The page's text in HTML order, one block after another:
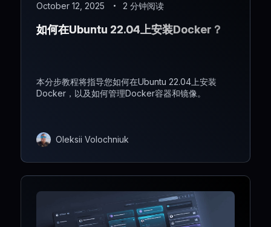
October 12, 2025 2 分钟阅读
如何在Ubuntu 22.04上安装Docker？
本分步教程将指导您如何在Ubuntu 22.04上安装
Docker，以及如何管理Docker容器和镜像。
Oleksii Volochniuk